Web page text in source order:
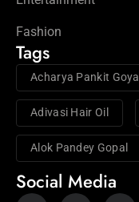
Fashion
Tags
Acharya Pankit Goyal
Adivasi Hair Oil
Alok Pandey Gopal
Social Media